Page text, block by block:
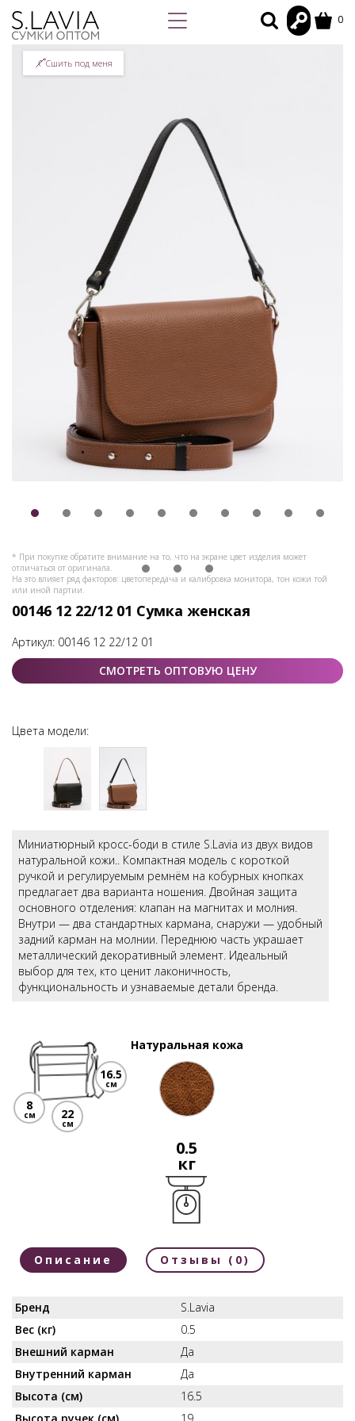
0
* При покупке обратите внимание на то, что на экране цвет изделия может
отличаться от оригинала.
На это влияет ряд факторов: цветопередача и калибровка монитора, тон кожи той
или иной партии.
Сшить под меня
00146 12 22/12 01 Сумка женская
Артикул: 00146 12 22/12 01
СМОТРЕТЬ ОПТОВУЮ ЦЕНУ
Цвета модели:
Миниатюрный кросс-боди в стиле S.Lavia из двух видов
натуральной кожи.. Компактная модель с короткой
ручкой и регулируемым ремнём на кобурных кнопках
предлагает два варианта ношения. Двойная защита
основного отделения: клапан на магнитах и молния.
Внутри — два стандартных кармана, снаружи — удобный
задний карман на молнии. Переднюю часть украшает
металлический декоративный элемент. Идеальный
выбор для тех, кто ценит лаконичность,
функциональность и узнаваемые детали бренда.
8
см
16.5
см
22
см
Натуральная кожа
0.5
кг
Описание Отзывы (0)
Бренд
S.Lavia
Вес (кг)
0.5
Внешний карман
Да
Внутренний карман
Да
Высота (см)
16.5